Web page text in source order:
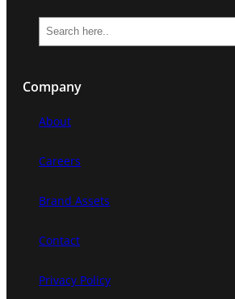
e
r
c
Company
About
Careers
Brand Assets
Contact
Privacy Policy